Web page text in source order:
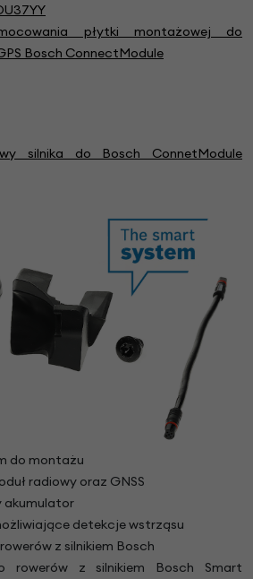
płytki montażowej do
Bosch ConnectModule
silnika do Bosch ConnetModule
do montażu
radiowy oraz GNSS
akumulator
detekcje wstrząsu
z silnikiem Bosch
rowerów z silnikiem Bosch Smart